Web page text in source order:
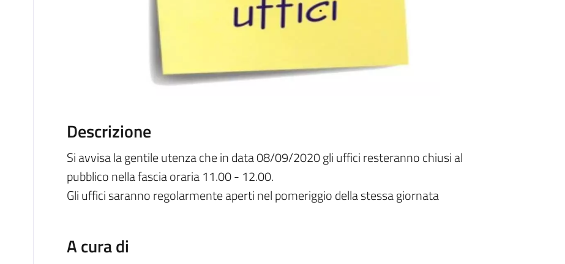
Descrizione
Si avvisa la gentile utenza che in data 08/09/2020 gli uffici resteranno chiusi al
pubblico nella fascia oraria 11.00 - 12.00.
Gli uffici saranno regolarmente aperti nel pomeriggio della stessa giornata
A cura di